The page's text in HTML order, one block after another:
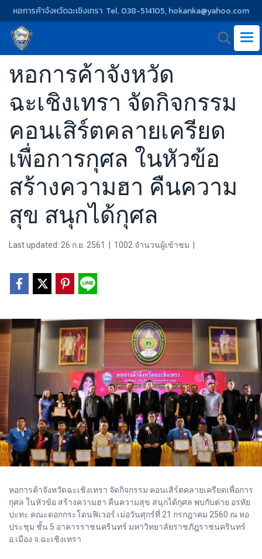
หอการค้าจังหวัดฉะเชิงเทรา Tel. 038-514105, hokanka@yahoo.com
หอการค้าจังหวัด
ฉะเชิงเทรา จัดกิจกรรม
คอนเสิร์ตคลายเครียด
เพื่อการกุศล ในหัวข้อ
สร้างความฮา คืนความ
สุข สนุกได้กุศล
Last updated: 26 ก.ย. 2561 1002 จำนวนผู้เข้าชม
หอการค้าจังหวัดฉะเชิงเทรา จัดกิจกรรม คอนเสิร์ตคลายเครียดเพื่อการ
กุศล ในหัวข้อ สร้างความฮา คืนความสุข สนุกได้กุศล พบกับต่าย อรทัย
ปะทะ คณะดอกกระโดนฟิเวอร์ เม่อวันศุกร์ที่ 21 กรกฎาคม 2560 ณ หอ
ประชุม ชั้น 5 อาคารราชนครินทร์ มหาวิทยาลัยราชภัฎราชนครินทร์
อ.เมือง จ.ฉะเชิงเทรา